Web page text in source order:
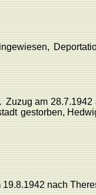
. Zuzug am 28.7.1942
gestorben,
nach